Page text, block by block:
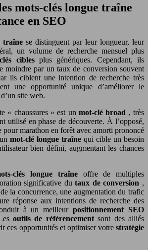
mots-clés longue traîne
en SEO
traîne se distinguent par leur longueur, leur
un volume de recherche mensuel plus
cibles plus génériques. Cependant, ils
moindre par un taux de conversion souvent
ils ciblent une intention de recherche très
une opportunité unique d’améliorer le
d’un site web.
« chaussures » est un mot-clé broad , très
utilisé en phase de découverte. À l’opposé,
pour marathon en forêt avec amorti prononcé
mot-clé longue traîne qui cible un besoin
bien défini, augmentant les chances
clés longue traîne offre de multiples
significative dutaux de conversion ,
la concurrence, une augmentation du trafic
réponse aux intentions de recherche des
à un meilleurpositionnement SEO
outils de référencementsont des alliés
ces opportunités et optimiser votre stratégie